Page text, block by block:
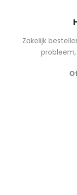
Zakelijk